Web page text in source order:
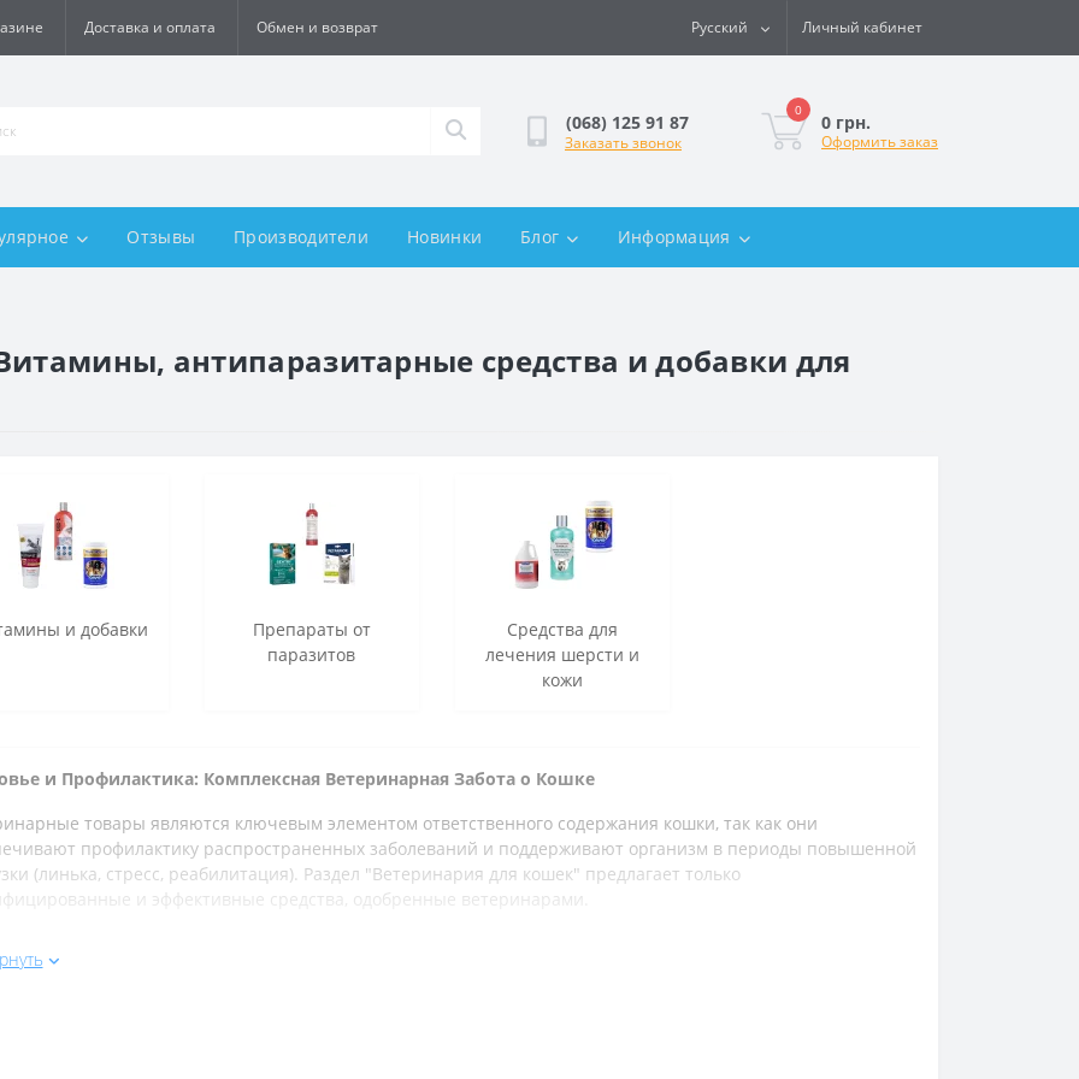
Доставка и оплата Обмен и возврат Русский Личный кабинет
(068) 125 91 87
Заказать звонок
0
0 грн.
Оформить заказ
Отзывы Производители Новинки Блог Информация
антипаразитарные средства и добавки для
и добавки
Препараты от
паразитов
Средства для
лечения шерсти и
кожи
и Профилактика: Комплексная Ветеринарная Забота о Кошке
товары являются ключевым элементом ответственного содержания кошки, так как они
профилактику распространенных заболеваний и поддерживают организм в периоды повышенной
(линька, стресс, реабилитация). Раздел "Ветеринария для кошек" предлагает только
и эффективные средства, одобренные ветеринарами.
Противопаразитарные Средства: